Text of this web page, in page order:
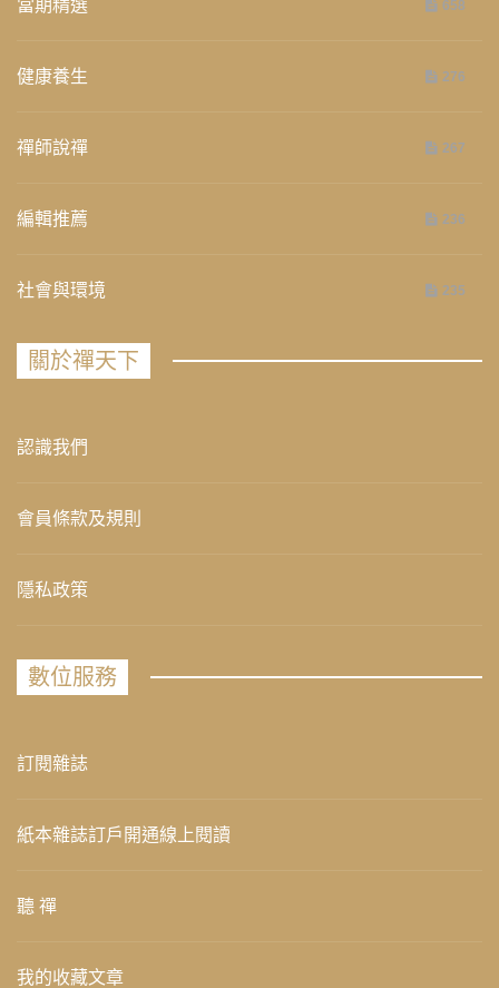
當期精選 658
健康養生 276
禪師說禪 267
編輯推薦 236
社會與環境 235
關於禪天下
認識我們
會員條款及規則
隱私政策
數位服務
訂閱雜誌
紙本雜誌訂戶開通線上閱讀
聽 禪
我的收藏文章